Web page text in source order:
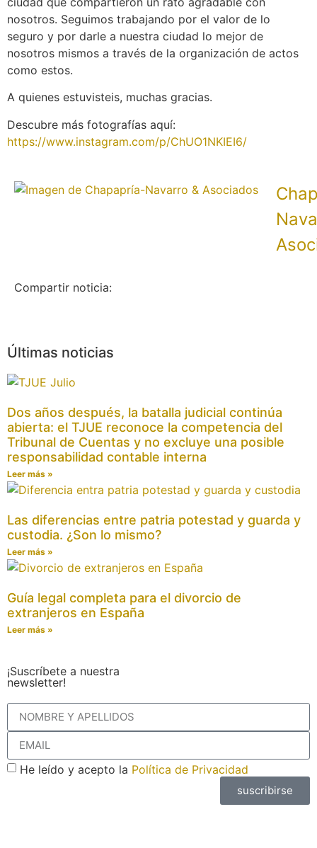
nosotros. Seguimos trabajando por el valor de lo
seguro y por darle a nuestra ciudad lo mejor de
nosotros mismos a través de la organización de actos
como estos.
A quienes estuvisteis, muchas gracias.
Descubre más fotografías aquí:
https://www.instagram.com/p/ChUO1NKIEI6/
Compartir noticia:
Últimas noticias
Dos años después, la batalla judicial continúa
abierta: el TJUE reconoce la competencia del
Tribunal de Cuentas y no excluye una posible
responsabilidad contable interna
Leer más »
Las diferencias entre patria potestad y guarda y
custodia. ¿Son lo mismo?
Leer más »
Guía legal completa para el divorcio de
extranjeros en España
Leer más »
¡Suscríbete a nuestra
newsletter!
He leído y acepto la Política de Privacidad
suscribirse